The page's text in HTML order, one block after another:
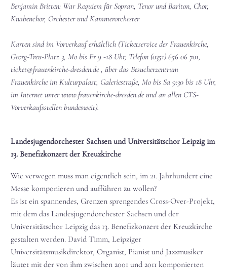
Benjamin Britten: War Requiem für Sopran, Tenor und Bariton, Chor,
Knabenchor, Orchester und Kammerorchester
Karten sind im Vorverkauf erhältlich (Ticketservice der Frauenkirche,
Georg-Treu-Platz 3, Mo bis Fr 9 -18 Uhr, Telefon (0351) 656 06 701,
ticket@frauenkirche-dresden.de , über das Besucherzentrum
Frauenkirche im Kulturpalast, Galeriestraße, Mo bis Sa 9:30 bis 18 Uhr,
im Internet unter www.frauenkirche-dresden.de und an allen CTS-
Vorverkaufsstellen bundesweit).
Landesjugendorchester Sachsen und Universitätschor Leipzig im
13. Benefizkonzert der Kreuzkirche
Wie verwegen muss man eigentlich sein, im 21. Jahrhundert eine
Messe komponieren und aufführen zu wollen?
Es ist ein spannendes, Grenzen sprengendes Cross-Over-Projekt,
mit dem das Landesjugendorchester Sachsen und der
Universitätschor Leipzig das 13. Benefizkonzert der Kreuzkirche
gestalten werden. David Timm, Leipziger
Universitätsmusikdirektor, Organist, Pianist und Jazzmusiker
läutet mit der von ihm zwischen 2001 und 2011 komponierten